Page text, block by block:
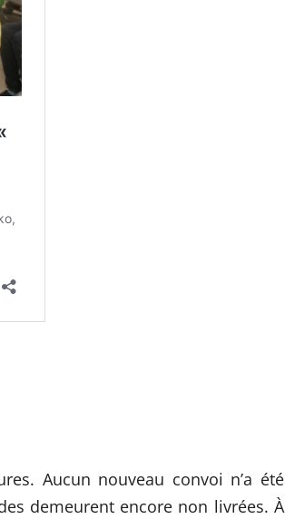
Aucun nouveau convoi n’a été
demeurent encore non livrées. À